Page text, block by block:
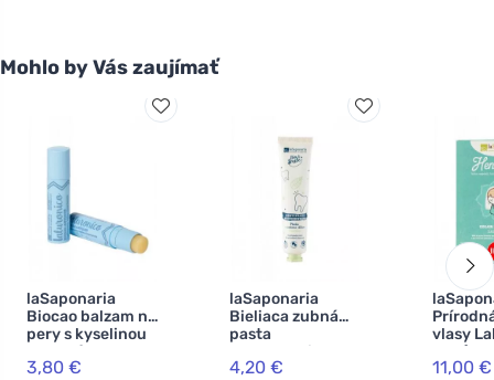
Mohlo by Vás zaujímať
laSaponaria
Biocao balzam na
pery s kyselinou
hyalurónovou
BIO (5,7 ml)
3,80 €
laSaponaria
Bieliaca zubná
pasta
WonderWhite -
mäta a aktívne
4,20 €
vlasy
BIO
11,00 €